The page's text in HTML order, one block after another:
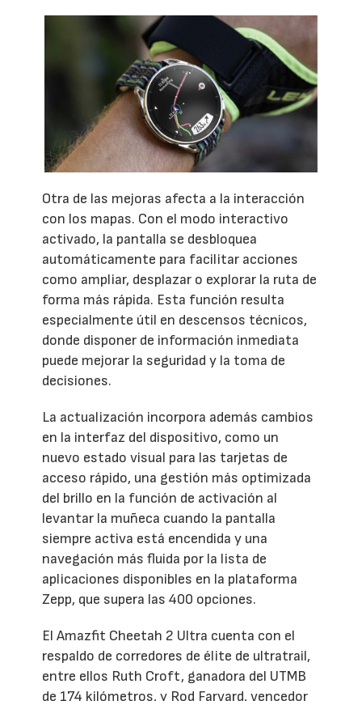
Otra de las mejoras afecta a la interacción
con los mapas. Con el modo interactivo
activado, la pantalla se desbloquea
automáticamente para facilitar acciones
como ampliar, desplazar o explorar la ruta de
forma más rápida. Esta función resulta
especialmente útil en descensos técnicos,
donde disponer de información inmediata
puede mejorar la seguridad y la toma de
decisiones.
La actualización incorpora además cambios
en la interfaz del dispositivo, como un
nuevo estado visual para las tarjetas de
acceso rápido, una gestión más optimizada
del brillo en la función de activación al
levantar la muñeca cuando la pantalla
siempre activa está encendida y una
navegación más fluida por la lista de
aplicaciones disponibles en la plataforma
Zepp, que supera las 400 opciones.
El Amazfit Cheetah 2 Ultra cuenta con el
respaldo de corredores de élite de ultratrail,
entre ellos Ruth Croft, ganadora del UTMB
de 174 kilómetros, y Rod Farvard, vencedor